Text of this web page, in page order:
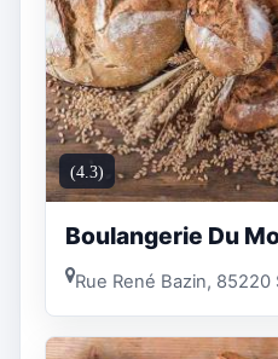
(4.3)
Boulangerie Du
Rue René Bazin,